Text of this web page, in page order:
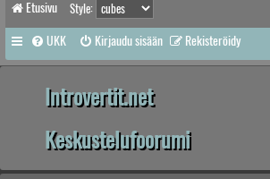
Etusivu Style:
UKK Kirjaudu sisään Rekisteröidy
Introvertit.net
Keskustelufoorumi